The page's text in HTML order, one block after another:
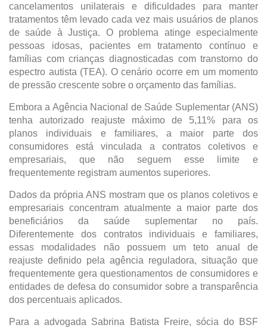
cancelamentos unilaterais e dificuldades para manter
tratamentos têm levado cada vez mais usuários de planos
de saúde à Justiça. O problema atinge especialmente
pessoas idosas, pacientes em tratamento contínuo e
famílias com crianças diagnosticadas com transtorno do
espectro autista (TEA). O cenário ocorre em um momento
de pressão crescente sobre o orçamento das famílias.
Embora a Agência Nacional de Saúde Suplementar (ANS)
tenha autorizado reajuste máximo de 5,11% para os
planos individuais e familiares, a maior parte dos
consumidores está vinculada a contratos coletivos e
empresariais, que não seguem esse limite e
frequentemente registram aumentos superiores.
Dados da própria ANS mostram que os planos coletivos e
empresariais concentram atualmente a maior parte dos
beneficiários da saúde suplementar no país.
Diferentemente dos contratos individuais e familiares,
essas modalidades não possuem um teto anual de
reajuste definido pela agência reguladora, situação que
frequentemente gera questionamentos de consumidores e
entidades de defesa do consumidor sobre a transparência
dos percentuais aplicados.
Para a advogada Sabrina Batista Freire, sócia do BSF